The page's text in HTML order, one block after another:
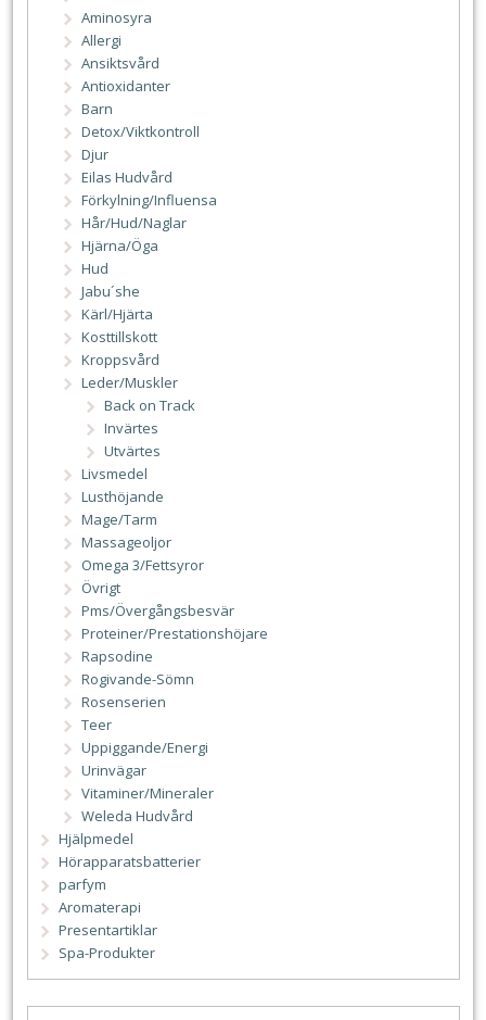
Aminosyra
Allergi
Ansiktsvård
Antioxidanter
Barn
Detox/Viktkontroll
Djur
Eilas Hudvård
Förkylning/Influensa
Hår/Hud/Naglar
Hjärna/Öga
Hud
Jabu´she
Kärl/Hjärta
Kosttillskott
Kroppsvård
Leder/Muskler
Back on Track
Invärtes
Utvärtes
Livsmedel
Lusthöjande
Mage/Tarm
Massageoljor
Omega 3/Fettsyror
Övrigt
Pms/Övergångsbesvär
Proteiner/Prestationshöjare
Rapsodine
Rogivande-Sömn
Rosenserien
Teer
Uppiggande/Energi
Urinvägar
Vitaminer/Mineraler
Weleda Hudvård
Hjälpmedel
Hörapparatsbatterier
parfym
Aromaterapi
Presentartiklar
Spa-Produkter